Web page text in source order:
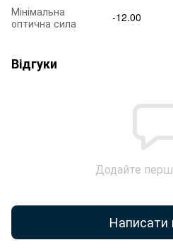
Мінімальна
оптична сила
-12.00
Відгуки
Додайте
Написати